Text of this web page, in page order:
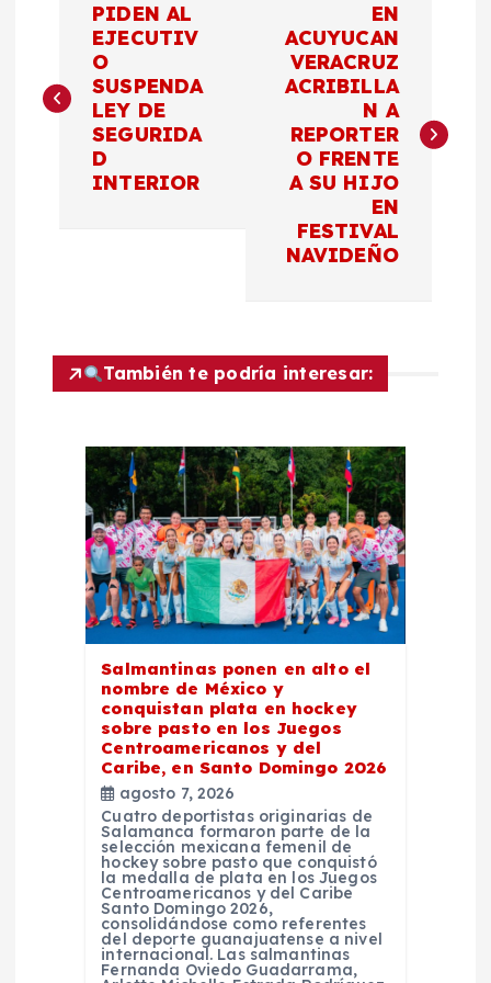
v
PIDEN AL
EJECUTIV
O
SUSPENDA
LEY DE
SEGURIDA
D
INTERIOR
EN
ACUYUCAN
VERACRUZ
ACRIBILLA
N A
REPORTER
O FRENTE
A SU HIJO
EN
FESTIVAL
NAVIDEÑO
También te podría interesar:
Salmantinas ponen en alto el
nombre de México y
conquistan plata en hockey
sobre pasto en los Juegos
Centroamericanos y del
Caribe, en Santo Domingo 2026
agosto 7, 2026
Cuatro deportistas originarias de
Salamanca formaron parte de la
selección mexicana femenil de
hockey sobre pasto que conquistó
la medalla de plata en los Juegos
Centroamericanos y del Caribe
Santo Domingo 2026,
consolidándose como referentes
del deporte guanajuatense a nivel
internacional. Las salmantinas
Fernanda Oviedo Guadarrama,